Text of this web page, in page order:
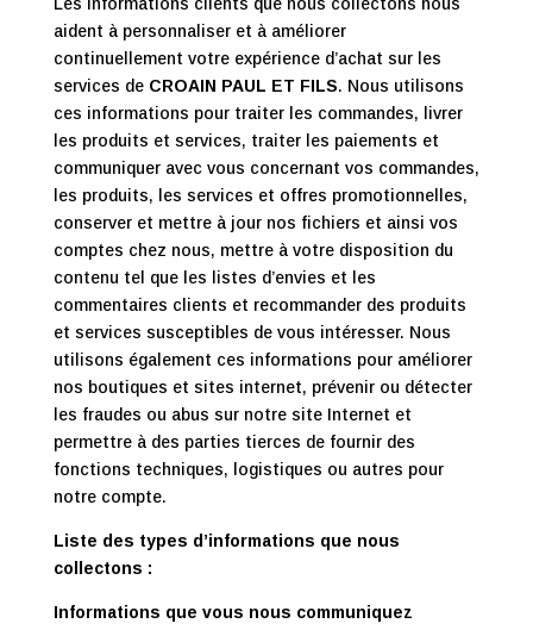
aident à personnaliser et à améliorer
continuellement votre expérience d’achat sur les
services de CROAIN PAUL ET FILS. Nous utilisons
ces informations pour traiter les commandes, livrer
les produits et services, traiter les paiements et
communiquer avec vous concernant vos commandes,
les produits, les services et offres promotionnelles,
conserver et mettre à jour nos fichiers et ainsi vos
comptes chez nous, mettre à votre disposition du
contenu tel que les listes d’envies et les
commentaires clients et recommander des produits
et services susceptibles de vous intéresser. Nous
utilisons également ces informations pour améliorer
nos boutiques et sites internet, prévenir ou détecter
les fraudes ou abus sur notre site Internet et
permettre à des parties tierces de fournir des
fonctions techniques, logistiques ou autres pour
notre compte.
Liste des types d’informations que nous
collectons :
Informations que vous nous communiquez